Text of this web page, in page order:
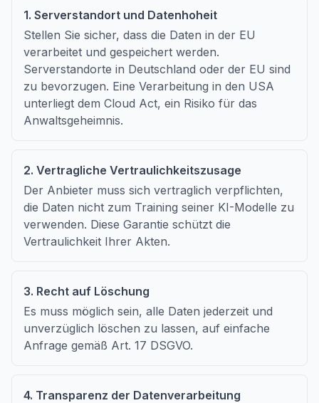
1. Serverstandort und Datenhoheit
Stellen Sie sicher, dass die Daten in der EU
verarbeitet und gespeichert werden.
Serverstandorte in Deutschland oder der EU sind
zu bevorzugen. Eine Verarbeitung in den USA
unterliegt dem Cloud Act, ein Risiko für das
Anwaltsgeheimnis.
2. Vertragliche Vertraulichkeitszusage
Der Anbieter muss sich vertraglich verpflichten,
die Daten nicht zum Training seiner KI-Modelle zu
verwenden. Diese Garantie schützt die
Vertraulichkeit Ihrer Akten.
3. Recht auf Löschung
Es muss möglich sein, alle Daten jederzeit und
unverzüglich löschen zu lassen, auf einfache
Anfrage gemäß Art. 17 DSGVO.
4. Transparenz der Datenverarbeitung